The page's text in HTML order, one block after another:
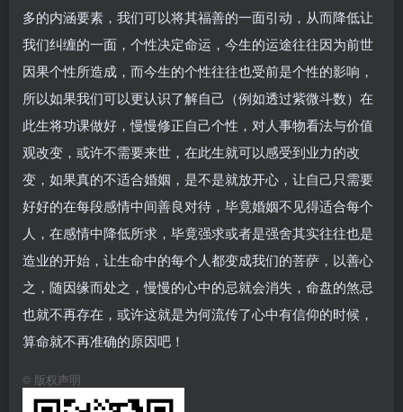
多的内涵要素，我们可以将其福善的一面引动，从而降低让
我们纠缠的一面，个性决定命运，今生的运途往往因为前世
因果个性所造成，而今生的个性往往也受前是个性的影响，
所以如果我们可以更认识了解自己（例如透过紫微斗数）在
此生将功课做好，慢慢修正自己个性，对人事物看法与价值
观改变，或许不需要来世，在此生就可以感受到业力的改
变，如果真的不适合婚姻，是不是就放开心，让自己只需要
好好的在每段感情中间善良对待，毕竟婚姻不见得适合每个
人，在感情中降低所求，毕竟强求或者是强舍其实往往也是
造业的开始，让生命中的每个人都变成我们的菩萨，以善心
之，随因缘而处之，慢慢的心中的忌就会消失，命盘的煞忌
也就不再存在，或许这就是为何流传了心中有信仰的时候，
算命就不再准确的原因吧！
© 版权声明